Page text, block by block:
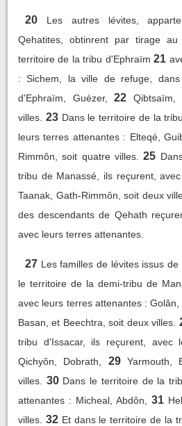
20
Les autres lévites,
Qehatites, obtinrent par tirage
territoire de la tribu d'Ephraïm 21
: Sichem, la ville de refuge,
d'Ephraïm, Guézer,
22
Qibtsaïm,
villes. 23 Dans le territoire de la
leurs terres attenantes : Elteqé,
Rimmôn, soit quatre villes.
25
tribu de Manassé, ils reçurent,
Taanak, Gath-Rimmôn, soit deux
des descendants de Qehath
avec leurs terres attenantes.
27 Les familles de lévites issus
le territoire de la demi-tribu de
avec leurs terres attenantes :
Basan, et Beechtra, soit deux villes.
tribu d'Issacar, ils reçurent, avec
Qichyôn, Dobrath,
29 Yarmouth,
villes.
30 Dans le territoire de la
attenantes : Micheal, Abdôn,
31
villes. 32 Et dans le territoire de la